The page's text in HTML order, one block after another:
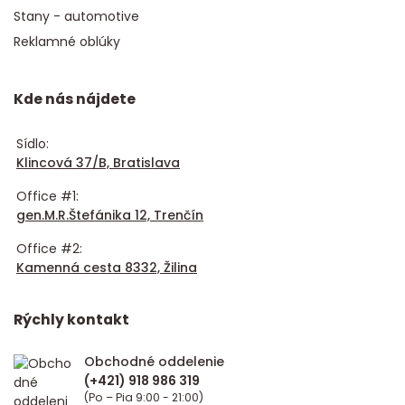
Stany - automotive
Reklamné oblúky
Kde nás nájdete
Sídlo:
Klincová 37/B, Bratislava
Office #1:
gen.M.R.Štefánika 12, Trenčín
Office #2:
Kamenná cesta 8332, Žilina
Rýchly kontakt
Obchodné oddelenie
(Po – Pia 9:00 - 21:00)